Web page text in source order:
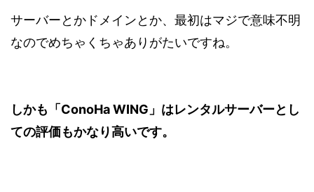
サーバーとかドメインとか、最初はマジで意味不明
なのでめちゃくちゃありがたいですね。
しかも「ConoHa WING」はレンタルサーバーとし
ての評価もかなり高いです。